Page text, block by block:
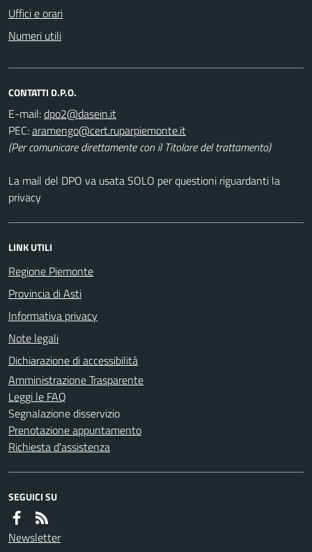
Uffici e orari
Numeri utili
CONTATTI D.P.O.
E-mail:
PEC:
(Per comunicare direttamente con il Titolare del trattamento)
La mail del DPO va usata SOLO per questioni riguardanti la
privacy
LINK UTILI
Regione Piemonte
Provincia di Asti
Informativa privacy
Note legali
Dichiarazione di accessibilità
Amministrazione Trasparente
Leggi le FAQ
Segnalazione disservizio
Prenotazione appuntamento
Richiesta d'assistenza
SEGUICI SU
Newsletter